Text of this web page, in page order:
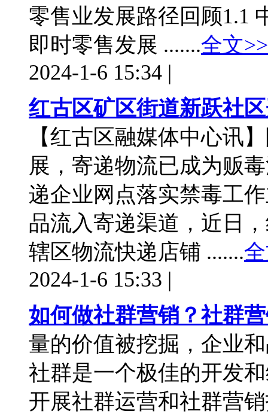
零售业发展路径回顾1.1
即时零售发展 .......全文>>
2024-1-6 15:34 |
红古区矿区街道新跃社
【红古区融媒体中心讯
展，寄递物流已成为贩
递企业网点落实禁毒工
品流入寄递渠道，近日
辖区物流快递店铺 .......
2024-1-6 15:33 |
如何做社群营销？社群
量的价值被挖掘，企业
社群是一个极佳的开发
开展社群运营和社群营